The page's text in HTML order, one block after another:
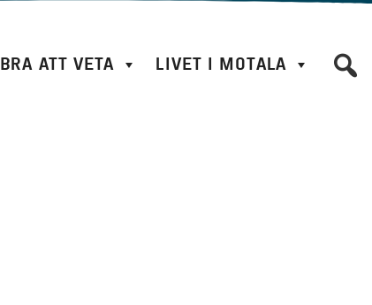
BRA ATT VETA LIVET I MOTALA